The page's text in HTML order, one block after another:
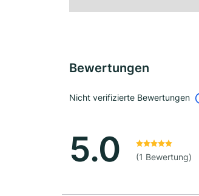
Bewertungen
Nicht verifizierte Bewertungen
5.0 (1 Bewertung)